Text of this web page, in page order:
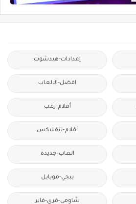
إعدادات-هيدشوت
افضل-الالعاب
أفلام-رعب
أفلام-نتفليكس
العاب-جديدة
ببجي-موبايل
شاومي-فري-فاير